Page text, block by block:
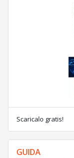
Scaricalo gratis!
GUIDA